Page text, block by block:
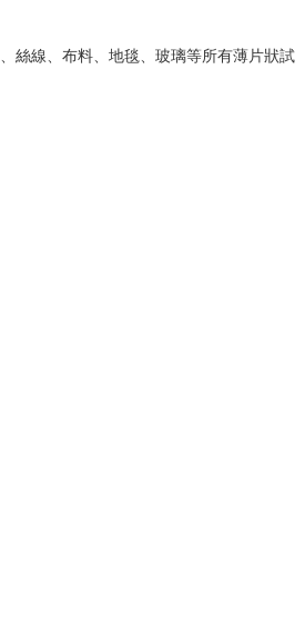
絲線、布料、地毯、玻璃等所有薄片狀試